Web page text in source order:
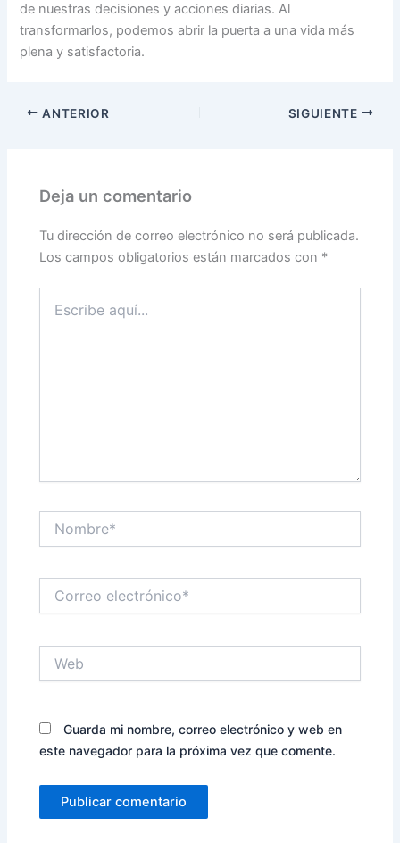
de nuestras decisiones y acciones diarias. Al
transformarlos, podemos abrir la puerta a una vida más
plena y satisfactoria.
ANTERIOR SIGUIENTE
Deja un comentario
Tu dirección de correo electrónico no será publicada.
Los campos obligatorios están marcados con *
aquí...
electrónico*
Guarda mi nombre, correo electrónico y web en
este navegador para la próxima vez que comente.